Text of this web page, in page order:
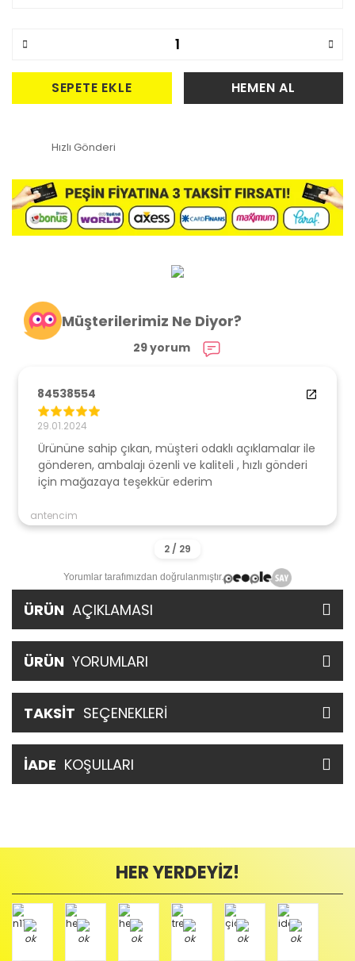
SEPETE EKLE HEMEN AL
Hızlı Gönderi
Müşterilerimiz Ne Diyor?
29 yorum
84538554
29.01.2024
Ürününe sahip çıkan, müşteri odaklı açıklamalar ile
gönderen, ambalajı özenli ve kaliteli , hızlı gönderi
için mağazaya teşekkür ederim
antencim
Yorumlar tarafımızdan doğrulanmıştır.
ÜRÜN AÇIKLAMASI
ÜRÜN YORUMLARI
TAKSİT SEÇENEKLERİ
İADE KOŞULLARI
HER YERDEYİZ!